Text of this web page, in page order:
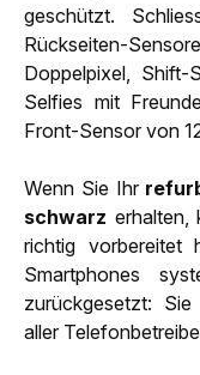
geschützt.
Rückseiten-
Doppelpixel, Shift-
Selfies mit
Front-Sensor von
Wenn Sie Ihr
schwarz erhalten,
richtig vorbereitet
Smartphones
zurückgesetzt:
aller